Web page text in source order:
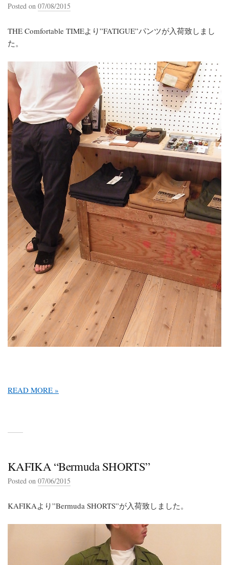
Posted on 07/08/2015
THE Comfortable TIMEより”FATIGUE”パンツが入荷致しまし
た。
READ MORE »
KAFIKA “Bermuda SHORTS”
Posted on 07/06/2015
KAFIKAより”Bermuda SHORTS”が入荷致しました。